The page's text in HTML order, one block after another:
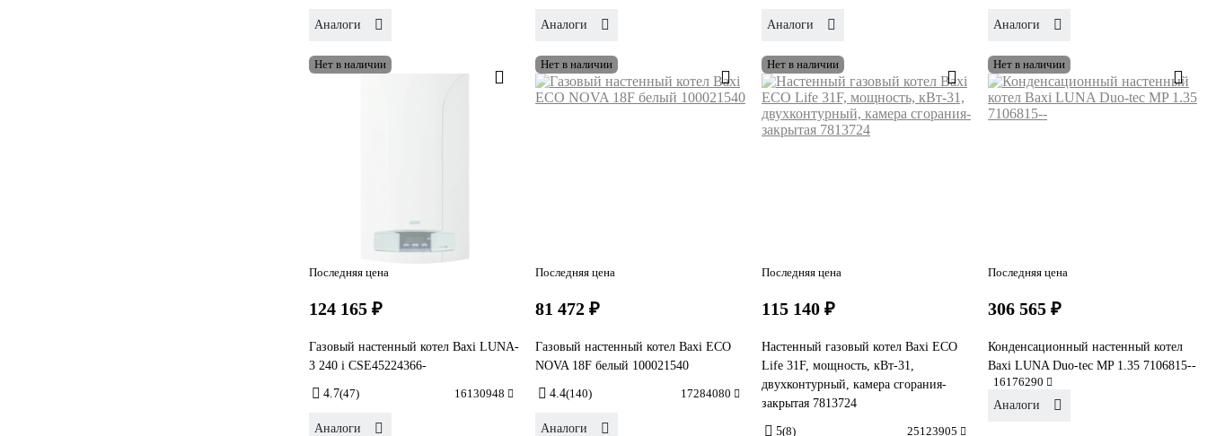
Аналоги Аналоги Аналоги Аналоги
Нет в наличии
Последняя цена
124 165 ₽
Газовый настенный котел Baxi LUNA-
3 240 i CSE45224366-
4.7(47) 16130948
Аналоги
Нет в наличии
Последняя цена
81 472 ₽
Газовый настенный котел Baxi ECO
NOVA 18F белый 100021540
4.4(140) 17284080
Аналоги
Нет в наличии
Последняя цена
115 140 ₽
Настенный газовый котел Baxi ECO
Life 31F, мощность, кВт-31,
двухконтурный, камера сгорания-
закрытая 7813724
5(8) 25123905
Нет в наличии
Последняя цена
306 565 ₽
Конденсационный настенный котел
Baxi LUNA Duo-tec MP 1.35 7106815--
16176290
Аналоги